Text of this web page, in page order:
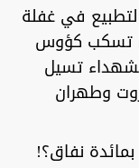
في غفلة
تسكب كؤوس
تسيل
وطهران
بمائدة نفاق؟!